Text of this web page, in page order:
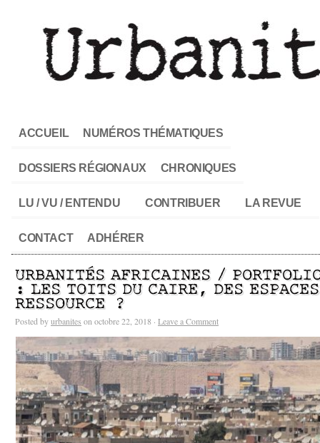
ACCUEIL NUMÉROS THÉMATIQUES
DOSSIERS RÉGIONAUX CHRONIQUES
LU / VU / ENTENDU CONTRIBUER LA REVUE
CONTACT ADHÉRER
URBANITÉS AFRICAINES /
: LES TOITS DU CAIRE, DES ESPACES
RESSOURCE ?
Posted byurbanites on octobre 22, 2018 · Leave a Comment